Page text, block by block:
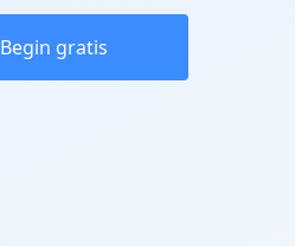
Begin gratis